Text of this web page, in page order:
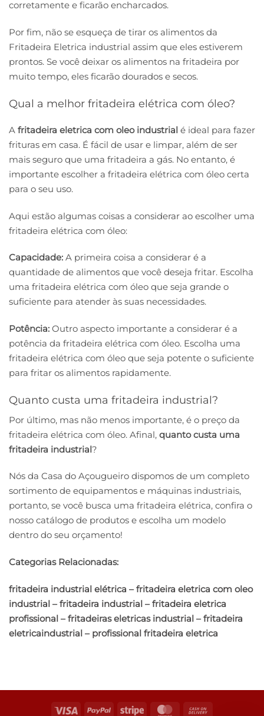
corretamente e ficarão encharcados.
Por fim, não se esqueça de tirar os alimentos da
Fritadeira Eletrica industrial assim que eles estiverem
prontos. Se você deixar os alimentos na fritadeira por
muito tempo, eles ficarão dourados e secos.
Qual a melhor fritadeira elétrica com óleo?
A fritadeira eletrica com oleo industrial é ideal para fazer
frituras em casa. É fácil de usar e limpar, além de ser
mais seguro que uma fritadeira a gás. No entanto, é
importante escolher a fritadeira elétrica com óleo certa
para o seu uso.
Aqui estão algumas coisas a considerar ao escolher uma
fritadeira elétrica com óleo:
Capacidade: A primeira coisa a considerar é a
quantidade de alimentos que você deseja fritar. Escolha
uma fritadeira elétrica com óleo que seja grande o
suficiente para atender às suas necessidades.
Potência: Outro aspecto importante a considerar é a
potência da fritadeira elétrica com óleo. Escolha uma
fritadeira elétrica com óleo que seja potente o suficiente
para fritar os alimentos rapidamente.
Quanto custa uma fritadeira industrial?
Por último, mas não menos importante, é o preço da
fritadeira elétrica com óleo. Afinal, quanto custa uma
fritadeira industrial?
Nós da Casa do Açougueiro dispomos de um completo
sortimento de equipamentos e máquinas industriais,
portanto, se você busca uma fritadeira elétrica, confira o
nosso catálogo de produtos e escolha um modelo
dentro do seu orçamento!
Categorias Relacionadas:
fritadeira industrial elétrica – fritadeira eletrica com oleo
industrial – fritadeira industrial – fritadeira eletrica
profissional – fritadeiras eletricas industrial – fritadeira
eletricaindustrial – profissional fritadeira eletrica